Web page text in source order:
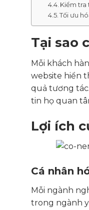
Kiểm
Tối ưu
Tại sao
Mỗi khách
website hiển
quả tương
tin họ quan
Lợi ích
Cá nhân
Mỗi ngành
trong ngành